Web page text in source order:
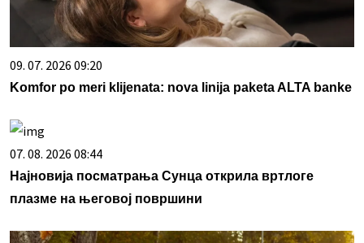
09. 07. 2026 09:20
Komfor po meri klijenata: nova linija paketa ALTA banke
07. 08. 2026 08:44
Најновија посматрања Сунца открила вртлоге
плазме на његовој површини